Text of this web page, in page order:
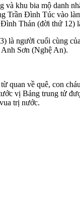
và khu bia mộ danh
Trần Đình Túc vào
Thản (đời thứ 12)
là người cuối cùng
Sơn (Nghệ An).
quan về quê, con
vị Bảng trung tử
trị nước.